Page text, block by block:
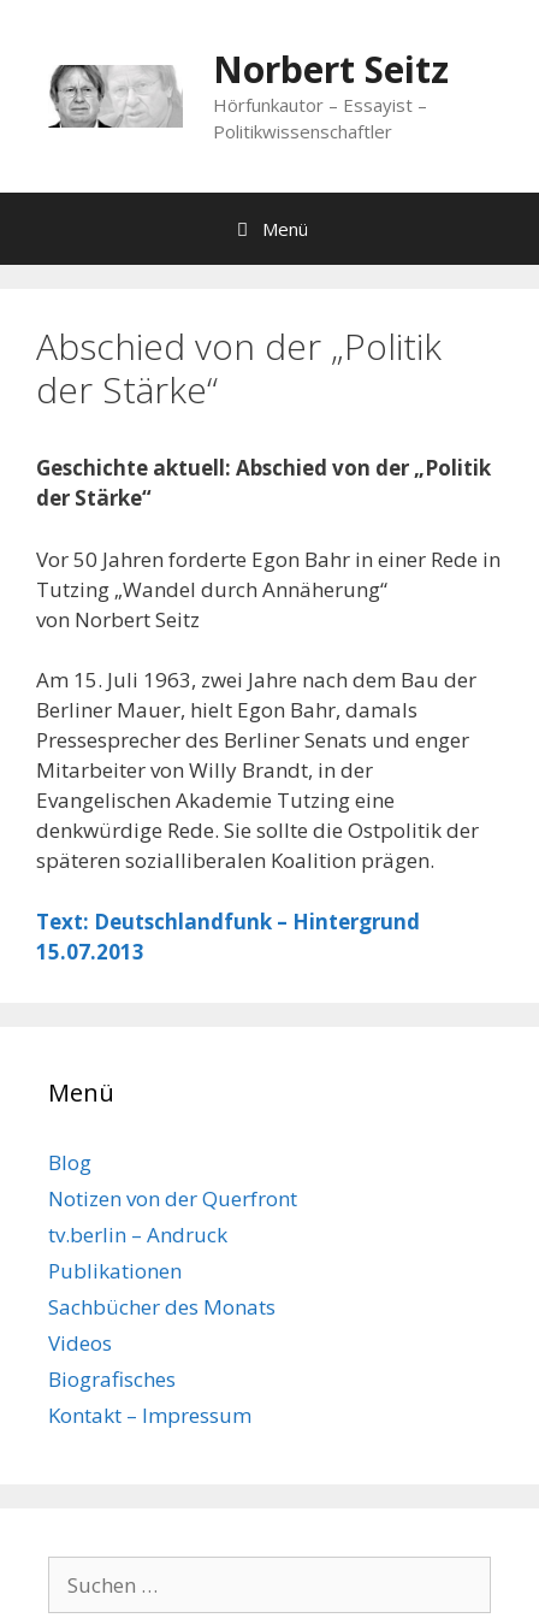
springen
Norbert Seitz
Hörfunkautor – Essayist –
Politikwissenschaftler
Menü
Abschied von der „Politik
der Stärke“
Geschichte aktuell: Abschied von der „Politik
der Stärke“
Vor 50 Jahren forderte Egon Bahr in einer Rede in
Tutzing „Wandel durch Annäherung“
von Norbert Seitz
Am 15. Juli 1963, zwei Jahre nach dem Bau der
Berliner Mauer, hielt Egon Bahr, damals
Pressesprecher des Berliner Senats und enger
Mitarbeiter von Willy Brandt, in der
Evangelischen Akademie Tutzing eine
denkwürdige Rede. Sie sollte die Ostpolitik der
späteren sozialliberalen Koalition prägen.
Text: Deutschlandfunk – Hintergrund
15.07.2013
Menü
Blog
Notizen von der Querfront
tv.berlin – Andruck
Publikationen
Sachbücher des Monats
Videos
Biografisches
Kontakt – Impressum
nach: